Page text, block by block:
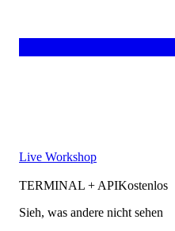
Live Workshop
TERMINAL + APIKostenlos
Sieh, was andere nicht sehen